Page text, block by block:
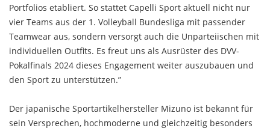
Portfolios etabliert. So stattet Capelli Sport aktuell nicht nur
vier Teams aus der 1. Volleyball Bundesliga mit passender
Teamwear aus, sondern versorgt auch die Unparteiischen mit
individuellen Outfits. Es freut uns als Ausrüster des DVV-
Pokalfinals 2024 dieses Engagement weiter auszubauen und
den Sport zu unterstützen.”
Der japanische Sportartikelhersteller Mizuno ist bekannt für
sein Versprechen, hochmoderne und gleichzeitig besonders